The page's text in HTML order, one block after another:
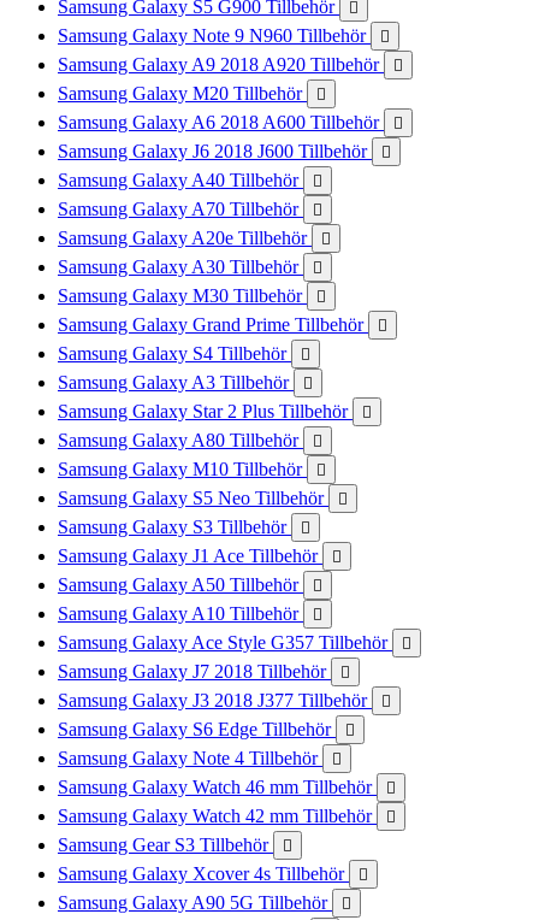
Samsung Galaxy S5 G900 Tillbehör 
Samsung Galaxy Note 9 N960 Tillbehör 
Samsung Galaxy A9 2018 A920 Tillbehör 
Samsung Galaxy M20 Tillbehör 
Samsung Galaxy A6 2018 A600 Tillbehör 
Samsung Galaxy J6 2018 J600 Tillbehör 
Samsung Galaxy A40 Tillbehör 
Samsung Galaxy A70 Tillbehör 
Samsung Galaxy A20e Tillbehör 
Samsung Galaxy A30 Tillbehör 
Samsung Galaxy M30 Tillbehör 
Samsung Galaxy Grand Prime Tillbehör 
Samsung Galaxy S4 Tillbehör 
Samsung Galaxy A3 Tillbehör 
Samsung Galaxy Star 2 Plus Tillbehör 
Samsung Galaxy A80 Tillbehör 
Samsung Galaxy M10 Tillbehör 
Samsung Galaxy S5 Neo Tillbehör 
Samsung Galaxy S3 Tillbehör 
Samsung Galaxy J1 Ace Tillbehör 
Samsung Galaxy A50 Tillbehör 
Samsung Galaxy A10 Tillbehör 
Samsung Galaxy Ace Style G357 Tillbehör 
Samsung Galaxy J7 2018 Tillbehör 
Samsung Galaxy J3 2018 J377 Tillbehör 
Samsung Galaxy S6 Edge Tillbehör 
Samsung Galaxy Note 4 Tillbehör 
Samsung Galaxy Watch 46 mm Tillbehör 
Samsung Galaxy Watch 42 mm Tillbehör 
Samsung Gear S3 Tillbehör 
Samsung Galaxy Xcover 4s Tillbehör 
Samsung Galaxy A90 5G Tillbehör 